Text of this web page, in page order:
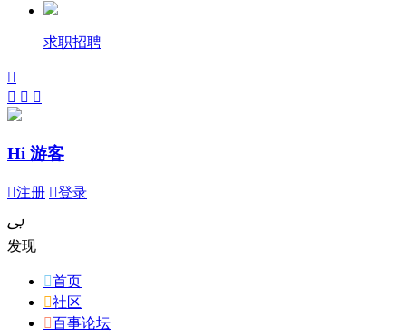
求职招聘

  
Hi 游客
注册 登录
ﰉ
发现
首页
社区
百事论坛